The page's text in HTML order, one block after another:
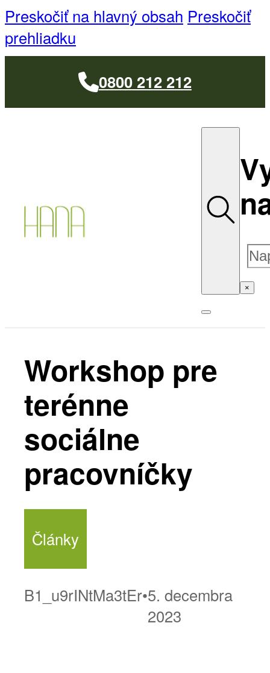
Preskočiť na hlavný obsah Preskočiť
prehliadku
0800 212 212
×
Workshop pre
terénne
sociálne
pracovníčky
Články
B1_u9rINtMa3tEr•5. decembra
2023